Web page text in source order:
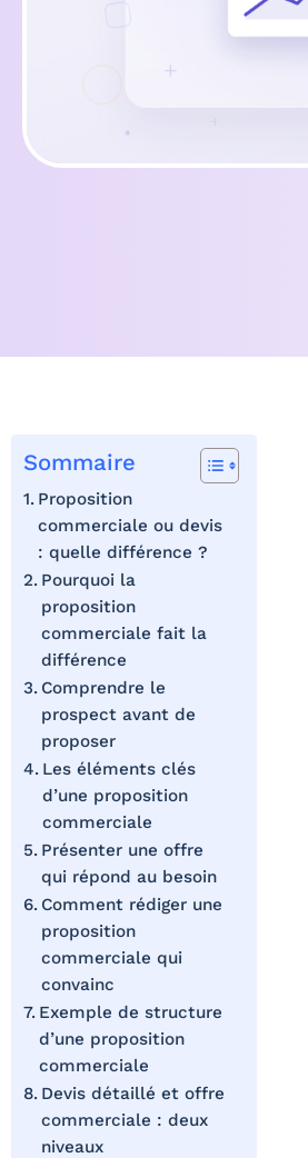
Sommaire
Proposition
commerciale ou devis
: quelle différence ?
Pourquoi la
proposition
commerciale fait la
différence
Comprendre le
prospect avant de
proposer
Les éléments clés
d’une proposition
commerciale
Présenter une offre
qui répond au besoin
Comment rédiger une
proposition
commerciale qui
convainc
Exemple de structure
d’une proposition
commerciale
Devis détaillé et offre
commerciale : deux
niveaux